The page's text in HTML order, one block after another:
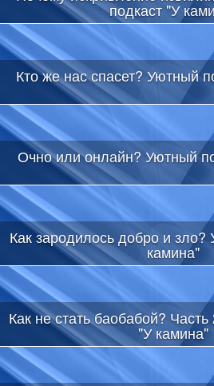
подкаст "У
Кто же нас спасет? Уютный
Очно или онлайн? Уютный
Как зародилось добро и
камина"
Как не стать баобабой?
"У камина"